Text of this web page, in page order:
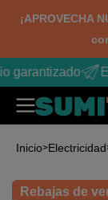
¡APROVECHA
garantizado
Inicio Electricidad
Rebajas de